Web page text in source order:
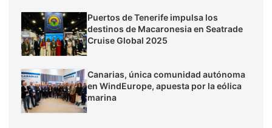
Puertos de Tenerife impulsa los
destinos de Macaronesia en Seatrade
Cruise Global 2025
Canarias, única comunidad autónoma
en WindEurope, apuesta por la eólica
marina